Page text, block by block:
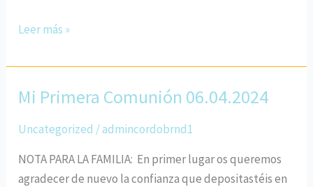
Leer más »
Mi Primera Comunión 06.04.2024
Uncategorized /admincordobrnd1
NOTA PARA LA FAMILIA: En primer lugar os queremos
agradecer de nuevo la confianza que depositastéis en
Mi
Comunión
06.04.2024